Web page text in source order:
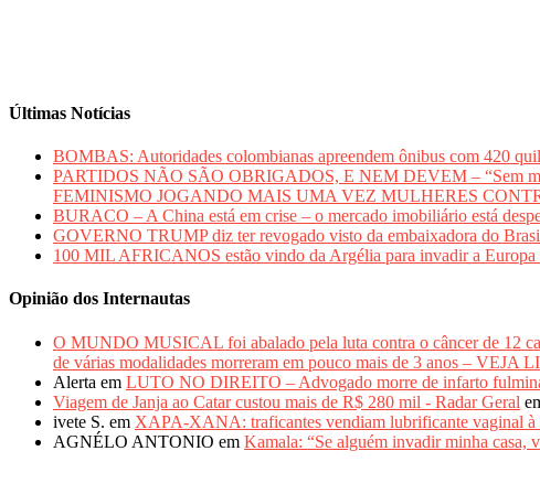
Últimas Notícias
BOMBAS: Autoridades colombianas apreendem ônibus com 420
PARTIDOS NÃO SÃO OBRIGADOS, E NEM DEVEM – “Sem
FEMINISMO JOGANDO MAIS UMA VEZ MULHERES
BURACO – A China está em crise – o mercado imobiliário está
GOVERNO TRUMP diz ter revogado visto da embaixadora do
100 MIL AFRICANOS estão vindo da Argélia para invadir a
Opinião dos Internautas
O MUNDO MUSICAL foi abalado pela luta contra o câncer de 12
de várias modalidades morreram em pouco mais de 3 anos – VEJA
Alerta em LUTO NO DIREITO – Advogado morre de infarto
Viagem de Janja ao Catar custou mais de R$ 280 mil - Radar Geral
ivete S. em XAPA-XANA: traficantes vendiam lubrificante vaginal à
AGNÉLO ANTONIO em Kamala: “Se alguém invadir minha casa,